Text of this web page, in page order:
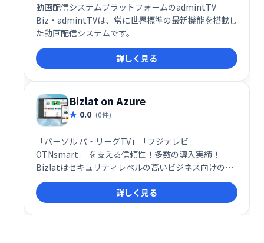
動画配信システムプラットフォームのadmintTV
Biz・admintTVは、常に世界標準の最新機能を搭載し
た動画配信システムです。
詳しく見る
Bizlat on Azure
0.0 (0件)
「パーソル パ・リーグTV」「フジテレビ
OTNsmart」 を支える信頼性！多数の導入実績！
Bizlatはセキュリティレベルの高いビジネス向けの動
画配信システムです。
詳しく見る